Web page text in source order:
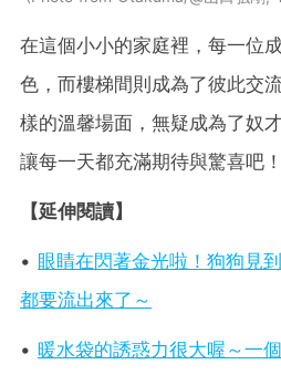
在這個小小的家庭裡，每一位
色，而樓梯間則成為了彼此交
樣的溫馨場面，無疑成為了奴
讓每一天都充滿期待與驚喜吧！
【延伸閱讀】
• 眼睛在閃著金光啦！狗狗見
都要流出來了～
• 暖水袋的誘惑力很大喔～一